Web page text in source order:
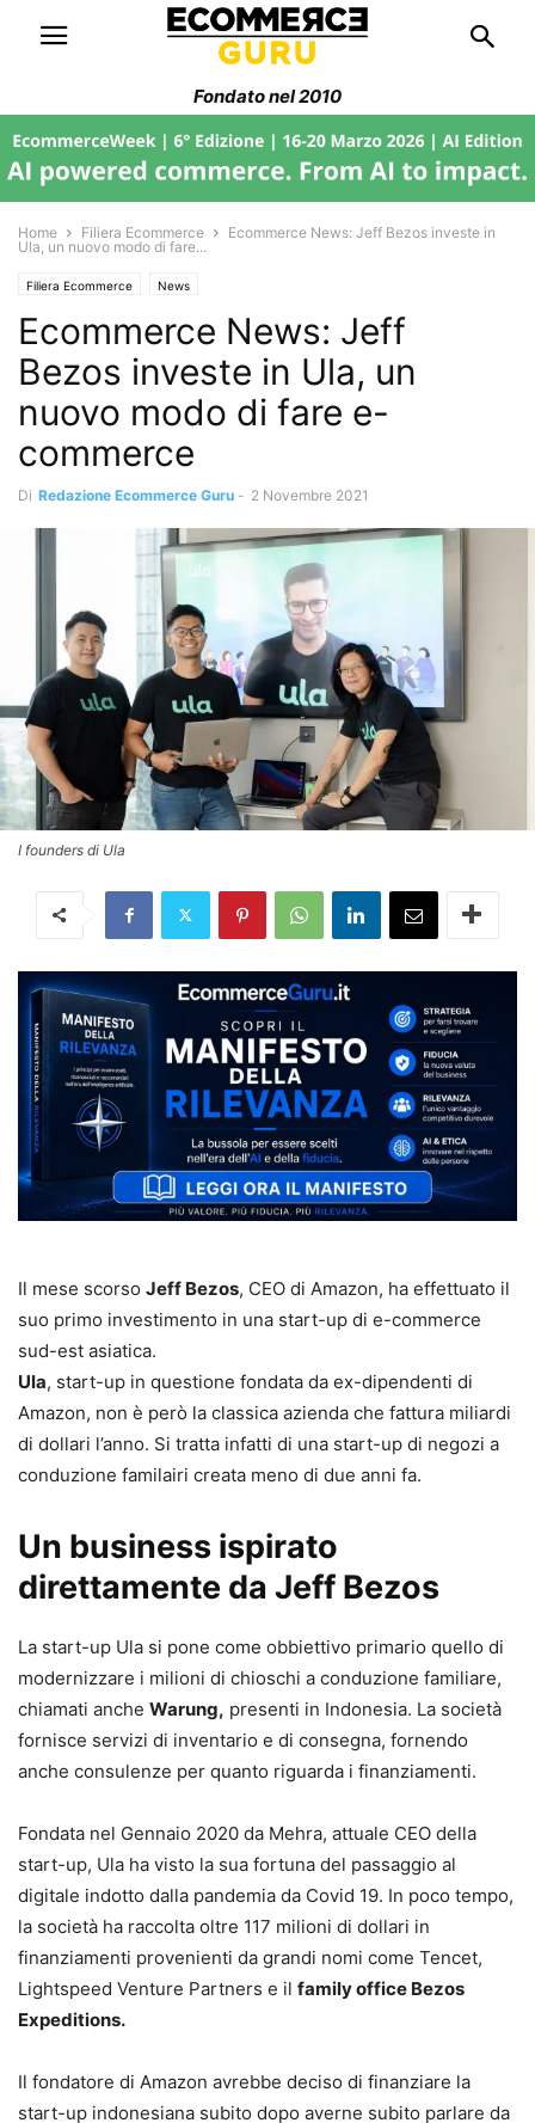
Fondato nel 2010
Home Filiera Ecommerce
Ecommerce News: Jeff Bezos investe in
Ula, un nuovo modo di fare...
Filiera Ecommerce News
Ecommerce News: Jeff
Bezos investe in Ula, un
nuovo modo di fare e-
commerce
Di Redazione Ecommerce Guru - 2 Novembre 2021
I founders di Ula
Il mese scorso Jeff Bezos, CEO di Amazon, ha effettuato il
suo primo investimento in una start-up di e-commerce
sud-est asiatica.
Ula, start-up in questione fondata da ex-dipendenti di
Amazon, non è però la classica azienda che fattura miliardi
di dollari l’anno. Si tratta infatti di una start-up di negozi a
conduzione familairi creata meno di due anni fa.
Un business ispirato
direttamente da Jeff Bezos
La start-up Ula si pone come obbiettivo primario quello di
modernizzare i milioni di chioschi a conduzione familiare,
chiamati anche Warung, presenti in Indonesia. La società
fornisce servizi di inventario e di consegna, fornendo
anche consulenze per quanto riguarda i finanziamenti.
Fondata nel Gennaio 2020 da Mehra, attuale CEO della
start-up, Ula ha visto la sua fortuna del passaggio al
digitale indotto dalla pandemia da Covid 19. In poco tempo,
la società ha raccolta oltre 117 milioni di dollari in
finanziamenti provenienti da grandi nomi come Tencet,
Lightspeed Venture Partners e il family office Bezos
Expeditions.
Il fondatore di Amazon avrebbe deciso di finanziare la
start-up indonesiana subito dopo averne subito parlare da